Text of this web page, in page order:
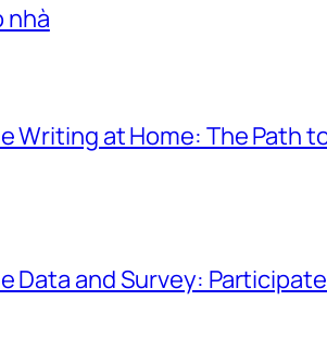
nhà
Writing at Home: The Path
and Survey: